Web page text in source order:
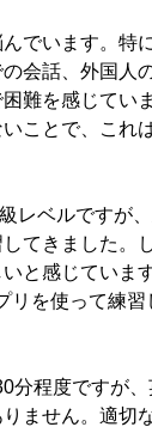
でいます。特
会話、外国人
難を感じてい
ことで、これ
レベルですが
てきました。
と感じていま
リを使って練
分程度ですが
ません。適切